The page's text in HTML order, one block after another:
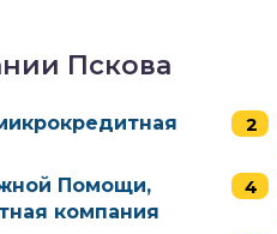
Пскова
Помощи,
компания